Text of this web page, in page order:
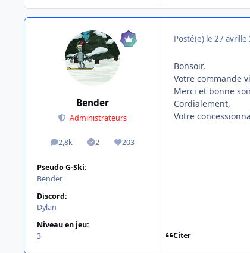
Bender
Administrateurs
2,8k
messages2
Solutions203
Réputation
Pseudo G-Ski:
Bender
Discord:
Dylan
Niveau en jeu:
3
Posté(e) le 27 avrille
Bonsoir,
Votre commande
Merci et bonne
Cordialement,
Votre
Citer